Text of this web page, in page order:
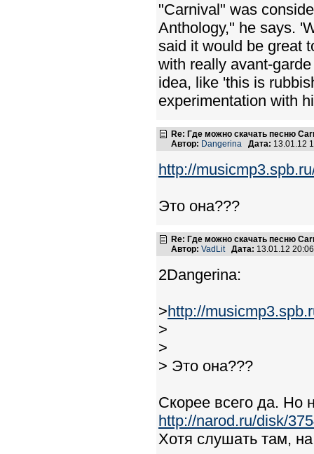
"Carnival" was
Anthology," he says.
said it would be great
with really avant-
idea, like 'this is
experimentation with
Re: Где можно скачать песню
Автор: Dangerina Дата: 13.01.12
http://
Это она???
Re: Где можно скачать песню
Автор: VadLit Дата: 13.01.12
2Dangerina:
>http://
>
>
> Это она???
Скорее всего да. Но
http://narod.ru/disk/
Хотя слушать там,